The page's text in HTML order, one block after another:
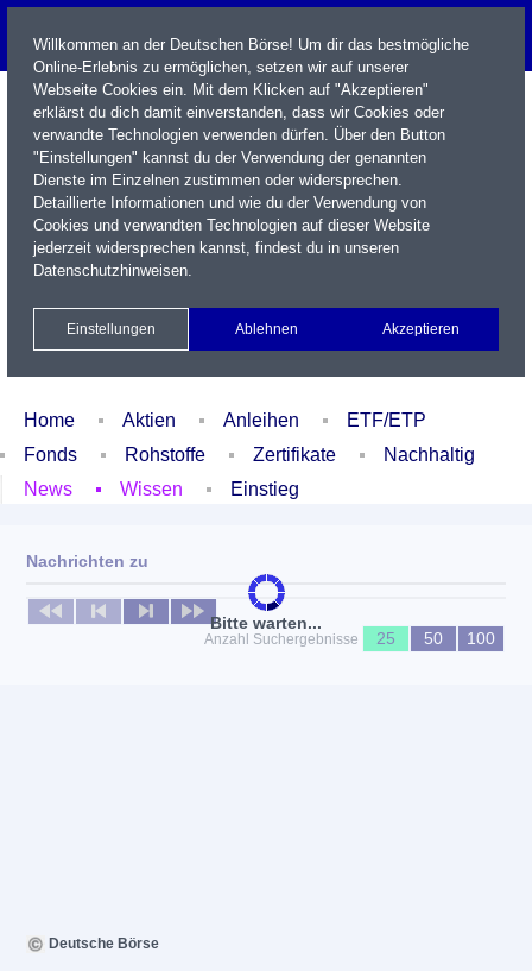
Name / WKN / ISIN / Kürzel
Xetra Realtime
Watchlist Portfolio Login
Home Aktien Anleihen
ETF/ETP
Fonds
Rohstoffe Zertifikate
Nachhaltig
News
Wissen Einstieg
Bitte warten...
Nachrichten zu
Keine News verfügbar
Anzahl Suchergebnisse
25 50 100
Willkommen an der Deutschen Börse! Um dir das bestmögliche
Online-Erlebnis zu ermöglichen, setzen wir auf unserer
Webseite Cookies ein. Mit dem Klicken auf "Akzeptieren"
erklärst du dich damit einverstanden, dass wir Cookies oder
verwandte Technologien verwenden dürfen. Über den Button
"Einstellungen" kannst du der Verwendung der genannten
Dienste im Einzelnen zustimmen oder widersprechen.
Detaillierte Informationen und wie du der Verwendung von
Cookies und verwandten Technologien auf dieser Website
jederzeit widersprechen kannst, findest du in unseren
Datenschutzhinweisen.
Einstellungen Ablehnen Akzeptieren
Deutsche Börse